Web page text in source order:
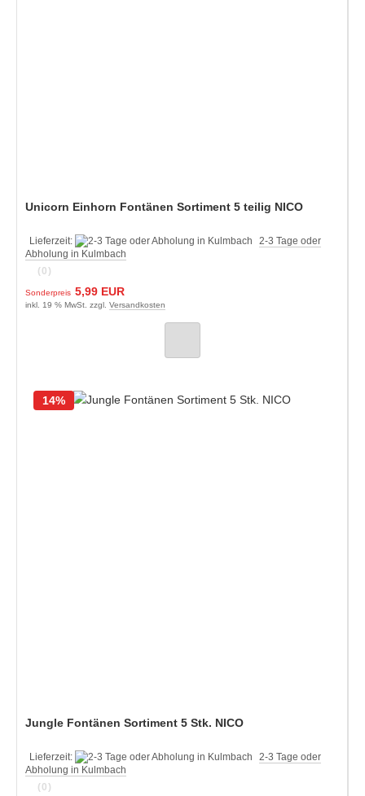
Unicorn Einhorn Fontänen Sortiment 5 teilig NICO
Lieferzeit:
2-3 Tage oder
Abholung in Kulmbach
(0)
Sonderpreis 5,99 EUR
inkl. 19 % MwSt. zzgl. Versandkosten
Jungle Fontänen Sortiment 5 Stk. NICO
Lieferzeit:
2-3 Tage oder
Abholung in Kulmbach
(0)
14%